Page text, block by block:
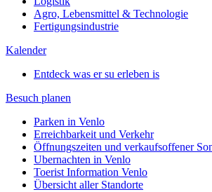
Agro, Lebensmittel & Technologie
Fertigungsindustrie
Kalender
Entdeck was er su erleben is
Besuch planen
Parken in Venlo
Erreichbarkeit und Verkehr
Öffnungszeiten und verkaufsoffener
Ubernachten in Venlo
Toerist Information Venlo
Übersicht aller Standorte